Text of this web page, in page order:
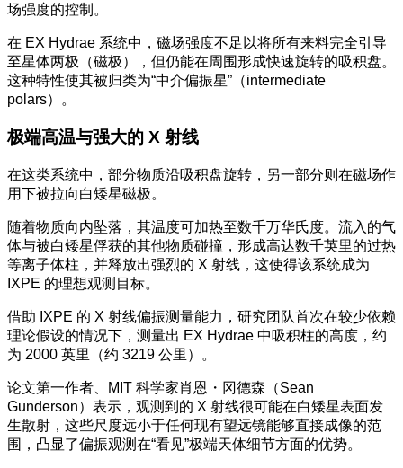
场强度的控制。
在 EX Hydrae 系统中，磁场强度不足以将所有来料完全引导
至星体两极（磁极），但仍能在周围形成快速旋转的吸积盘。
这种特性使其被归类为“中介偏振星”（intermediate
polars）。
极端高温与强大的 X 射线
在这类系统中，部分物质沿吸积盘旋转，另一部分则在磁场作
用下被拉向白矮星磁极。
随着物质向内坠落，其温度可加热至数千万华氏度。流入的气
体与被白矮星俘获的其他物质碰撞，形成高达数千英里的过热
等离子体柱，并释放出强烈的 X 射线，这使得该系统成为
IXPE 的理想观测目标。
借助 IXPE 的 X 射线偏振测量能力，研究团队首次在较少依赖
理论假设的情况下，测量出 EX Hydrae 中吸积柱的高度，约
为 2000 英里（约 3219 公里）。
论文第一作者、MIT 科学家肖恩・冈德森（Sean
Gunderson）表示，观测到的 X 射线很可能在白矮星表面发
生散射，这些尺度远小于任何现有望远镜能够直接成像的范
围，凸显了偏振观测在“看见”极端天体细节方面的优势。